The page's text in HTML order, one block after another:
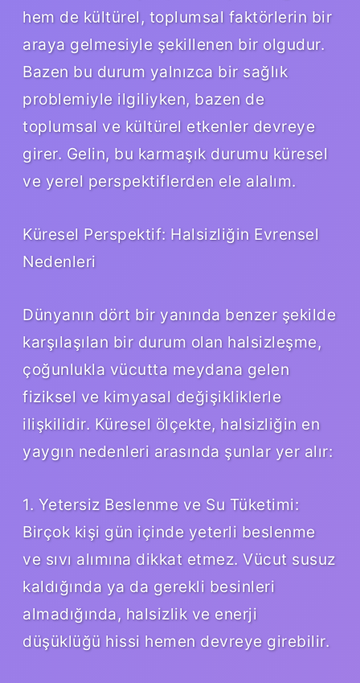
hem de kültürel, toplumsal faktörlerin bir
araya gelmesiyle şekillenen bir olgudur.
Bazen bu durum yalnızca bir sağlık
problemiyle ilgiliyken, bazen de
toplumsal ve kültürel etkenler devreye
girer. Gelin, bu karmaşık durumu küresel
ve yerel perspektiflerden ele alalım.
Küresel Perspektif: Halsizliğin Evrensel
Nedenleri
Dünyanın dört bir yanında benzer şekilde
karşılaşılan bir durum olan halsizleşme,
çoğunlukla vücutta meydana gelen
fiziksel ve kimyasal değişikliklerle
ilişkilidir. Küresel ölçekte, halsizliğin en
yaygın nedenleri arasında şunlar yer alır:
1. Yetersiz Beslenme ve Su Tüketimi:
Birçok kişi gün içinde yeterli beslenme
ve sıvı alımına dikkat etmez. Vücut susuz
kaldığında ya da gerekli besinleri
almadığında, halsizlik ve enerji
düşüklüğü hissi hemen devreye girebilir.